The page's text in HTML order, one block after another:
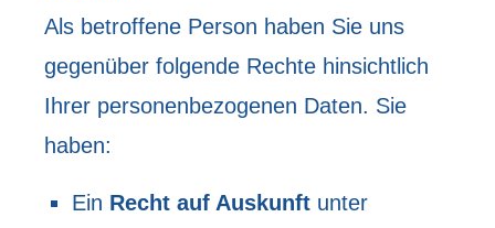
Als betroffene Person haben Sie uns
gegenüber folgende Rechte hinsichtlich
Ihrer personenbezogenen Daten. Sie
haben:
Ein Recht auf Auskunft unter